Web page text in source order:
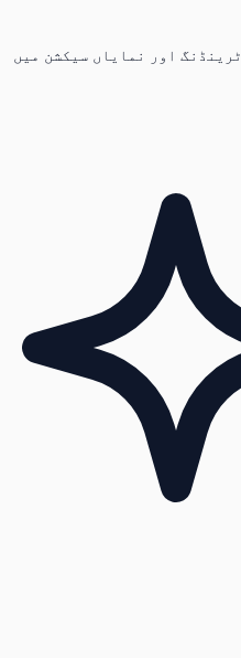
اور نمایاں سیکشن میں